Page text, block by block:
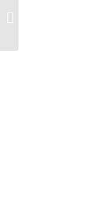
اول